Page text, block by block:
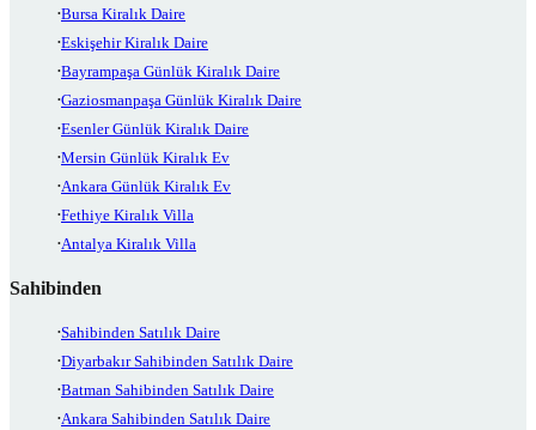
Bursa Kiralık Daire
Eskişehir Kiralık Daire
Bayrampaşa Günlük Kiralık Daire
Gaziosmanpaşa Günlük Kiralık Daire
Esenler Günlük Kiralık Daire
Mersin Günlük Kiralık Ev
Ankara Günlük Kiralık Ev
Fethiye Kiralık Villa
Antalya Kiralık Villa
Sahibinden
Sahibinden Satılık Daire
Diyarbakır Sahibinden Satılık Daire
Batman Sahibinden Satılık Daire
Ankara Sahibinden Satılık Daire